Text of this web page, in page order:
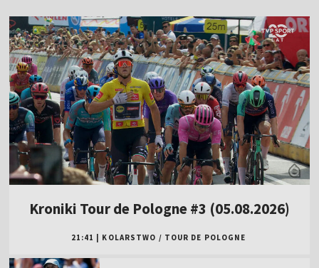
Kroniki Tour de Pologne #3 (05.08.2026)
21:41 KOLARSTWO / TOUR DE POLOGNE